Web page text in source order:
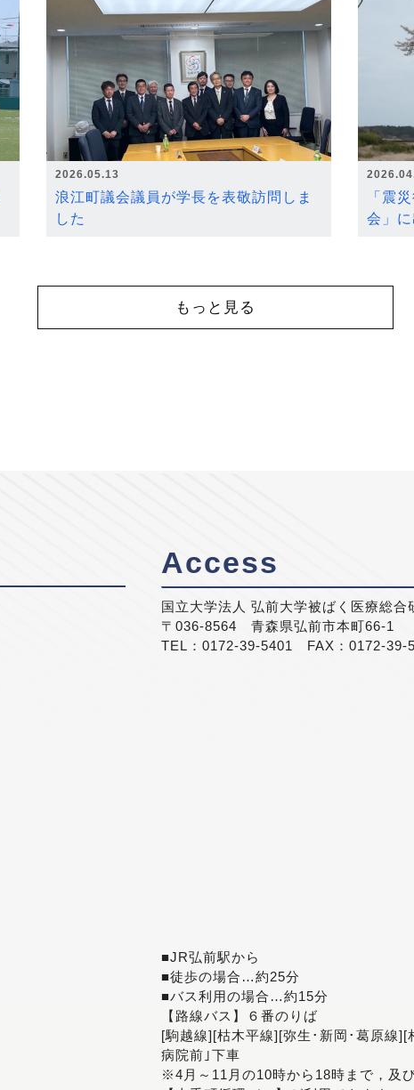
2026.05.13
浪江町議会議員が学長を表敬訪問しま
した
「震
会」
もっと見る
Access
国立大学法人 弘前大学被ばく医療総合
〒036-8564 青森県弘前市本町66-1
TEL：0172-39-5401 FAX：0172-39-
■JR弘前駅から
■徒歩の場合…約25分
■バス利用の場合…約15分
【路線バス】６番のりば
[駒越線][枯木平線][弥生･新岡･葛原線
病院前｣下車
※4月～11月の10時から18時まで，及